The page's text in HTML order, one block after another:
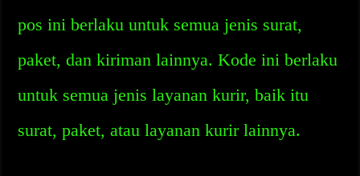
pos ini berlaku untuk semua jenis surat,
paket, dan kiriman lainnya. Kode ini berlaku
untuk semua jenis layanan kurir, baik itu
surat, paket, atau layanan kurir lainnya.